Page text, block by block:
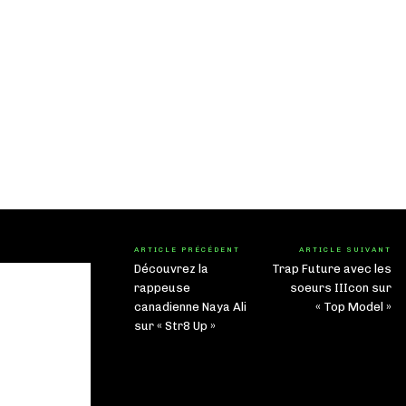
ARTICLE PRÉCÉDENT
Découvrez la
rappeuse
canadienne Naya Ali
sur « Str8 Up »
ARTICLE SUIVANT
Trap Future avec les
soeurs IIIcon sur
« Top Model »